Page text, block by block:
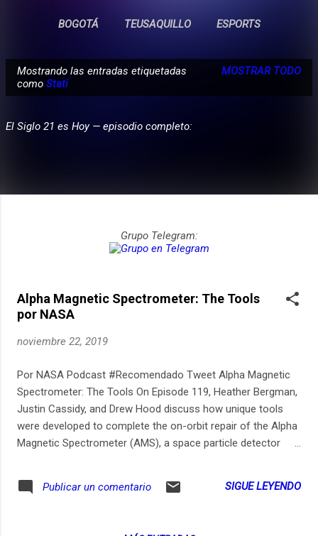
BOGOTÁ TEUSAQUILLO ESPORTS
n
t
a
Mostrando las entradas etiquetadas
como Stati
MOSTRAR TODO
El Siglo 21 es Hoy — episodio completo:
Grupo Telegram:
Alpha Magnetic Spectrometer: The Tools
por NASA
noviembre 22, 2019
Por NASA Podcast #Recomendado Tweet Alpha Magnetic
Spectrometer: The Tools On Episode 119, Heather Bergman,
Justin Cassidy, and Drew Hood discuss how unique tools
were developed to complete the on-orbit repair of the Alpha
Magnetic Spectrometer (AMS), a space particle detector
Publicar un comentario SIGUE LEYENDO